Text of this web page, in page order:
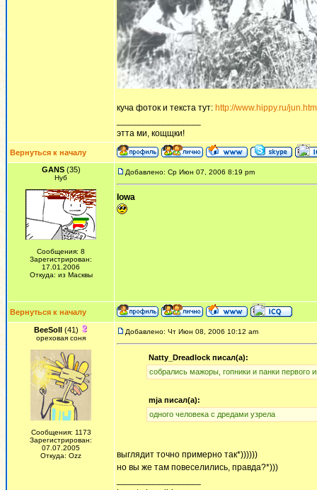
куча фоток и текста тут: http://www.hippy.ru/jun.htm
этта ми, кощщки!
Вернуться к началу
GANS(35)
Нуб
Сообщения: 8
Зарегистрирован:
17.01.2006
Откуда: из Масквы
Добавлено: Ср Июн 07, 2006 8:19 pm
Iowa
Вернуться к началу
BeeSoll(41)
ореховая соня
Сообщения: 1173
Зарегистрирован:
07.07.2005
Откуда: Ozz
Добавлено: Чт Июн 08, 2006 10:12 am
Natty_Dreadlock писал(а):
собрались мажоры, гопники и панки первого
mja писал(а):
одного человека с дредами узрела
выглядит точно примерно так*))))))
но вы же там повеселились, правда?*)))